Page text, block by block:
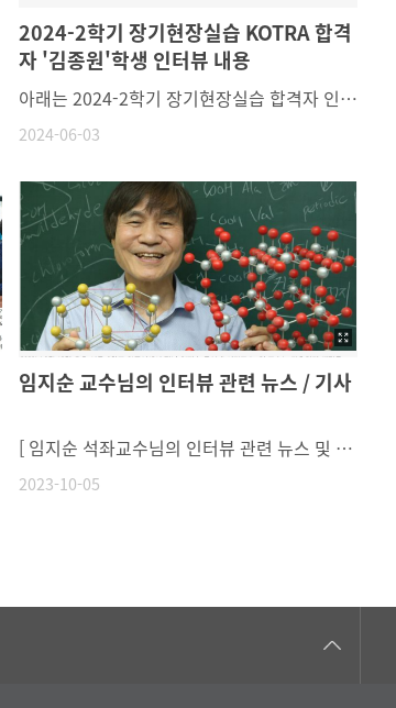
2024-2학기 장기현장실습 KOTRA 합격
자 '김종원'학생 인터뷰 내용
2024-06-03
아래는 2024-2학기 장기현장실습 합격자 인터뷰 내용입니다.물리학과 학생들에게 도움이 될 것 같아 학과 게시판을 통해 소식 공유해드립니다:)!늘 밝게 빛날 여러분의 미래를 응원합니다! ( ﾉ・∀・)ﾉ ✧•́°-------------------------------------------------------------------------------------------------------우선 저는 국내에 위치한 대한무역투자진흥공사(Kotra)에 장기현장실습을 지원하였습니다.1) KOTRA 장기인턴십 소개 (하는 업무, 선발 절차, 등): 이 부분은 아직 제가 현장실습을 진행하지 않아 정확히는 모르지만 알아본 바로 설명 드리겠습니다. 대한무역투자진흥공사에서 중견-중소 기업의 (반도체 소부장 관련) 수출 수입 관련해서 지원 또는 컨설팅 업무로 알고 있습니다. 세부적으로는 기업서, 구매직무 또는 SCM직무와 관련있다고 생각이 듭니다. (필드 엔지니어와는 거리가 멀다 생각이 듭니다.)[장기인턴십 업무]1.반도체 관련 기업 발굴 또는 바이어 매칭 상담지원 업무 2.블룸버그 및 아브람스 (경제무역 데이터 플랫폼)을 활용한 해외 대체공급선 발굴 3. 수입처 다변화 사업 및 공급망 컨설팅 지원 업무가 있습니다. 예를 들어 일본 수출 규제 사례서 큰 역할을 하는 것으로 이해하고 있습니다.코트라-산업통상자원부(일본수출규제사례) [KOTRA의 주무기관이 산업통상자원부이므로 엮여있다고 생각이 들어 링크 첨부하였습니다.][선발 절차]Uoasis 장기현장실습 (울산대학교 장기현장실습지원센터 홈페이지)에서 신청 후 서류 전형 -> 면접 전형 -> 최종합격 통보 입니다. 또한 24주(6개월) 장기현장실습이라면 전공학점 대신 현장실습으로 (14학점)을 얻을 수 있어 수업을 못 듣는 것에 대한 걱정도 없어 좋은 경험인 것 같습니다. 2) 합격 팁 EX) 자기 소개서에 무엇을 강조했는지, 이런 경험이 도움이 되었다 등자기소개서 에서는 일관된 반도체 관련 팀 프로젝트 에서 의 팀워크 또는 문제해결 등을 강조했습니다. 특히 교수님 의 반도체 분석 및 실험 과목에서 의 '팀 프로젝트'관련해서 경험이 있다 보니 이야기를 할 수 있는 것들이 많아 도움이 되었던 것 같습니다. 또한 연구실 생활을 하면서 무언가 시도하도록 도와 주셨던 것들이 경험적으로 매우 컸습니다.3) 향후 자신의 계획 장기현장실습을 진행하면서 당장은 영어공부를 우선 해야할것 같습니다. 지금은 반도체 관련 공정,장비 회사로도 가고싶고, 또한 세부적으로는 자동차 반도체용 회사에서 구매직무에(NXP,TI,인피니언,르네사스 등) 가고싶다는 막연한 생각이 듭니다만, 현장실습을 진행하면서 우선 경험을 해보고 나중에 가능하다면 대학원에 진학을 하고 싶은 마음도 있어 신중한 선택을 해야할 것 같습니다.4) 기타저는 우선 반도체와 큰 관련이 있는 장기현장실습도 아니고 채용연계도 전혀 아닙니다. 그래서 누구에게 이런 이야기를 드리기가 조금은 부끄럽습니다.다만 제가 생각했던 점은 반도체 관련 R&D 장기현장실습은 어렵기도 하고, 전무한 것으로 알고 있습니다(울산에서는 더더욱), 학교에서도 직무와 관련된 교육이나 실습을 많이 진행하지만 더 많은 직무와 관련된 기회(팀 프로젝트, 산학 협력형 프로젝트)가 생기면 (물리학과 후배들)이 더 많은 경험을 가지고 갈 수 있지 않을까 생각이 듭니다.
임지순 교수님의 인터뷰 관련 뉴스 / 기사
2023-10-05
[ 임지순 석좌교수님의 인터뷰 관련 뉴스 및 기사 ][MBC가 만난 사람] 울산대학교 임지순 반도체학과 석좌교수 [MBC가 만난 사람] 울산대학교 임지순 반도체학과 석좌교수 - YouTube [노벨 로드] 신물질 찾아나선 지 50년… “나는 지금도 호기심에 가슴이 뛴다”https://biz.chosun.com/science-chosun/science/2023/09/18/4KUCVLJFXZCBLIWZAICVSYHA6Q/